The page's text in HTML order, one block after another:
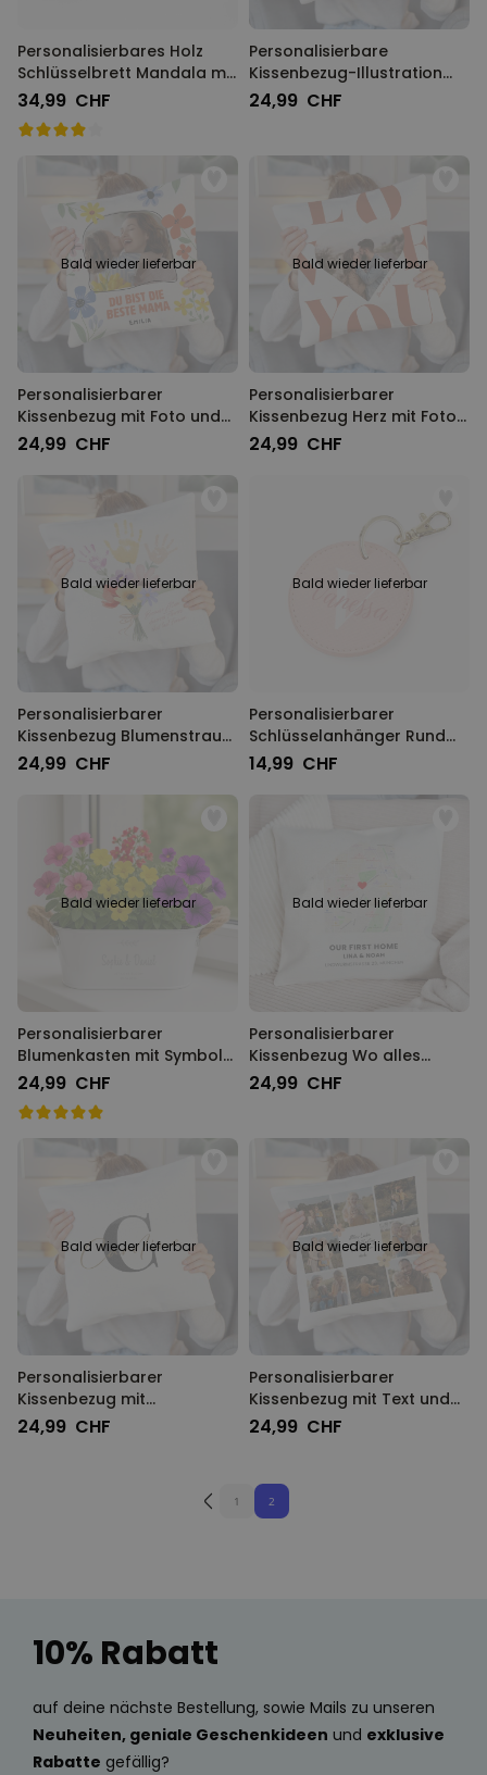
Personalisierbares Holz
Schlüsselbrett Mandala mit
Foto und Text
34,99 CHF
Personalisierbare
Kissenbezug-Illustration
Cartoon Familie
24,99 CHF
Bald wieder lieferbar
Personalisierbarer
Kissenbezug mit Foto und
Text
24,99 CHF
Bald wieder lieferbar
Personalisierbarer
Kissenbezug Herz mit Foto
und Text
24,99 CHF
Bald wieder lieferbar
Personalisierbarer
Kissenbezug Blumenstrauß
mit Handabdruck
24,99 CHF
Bald wieder lieferbar
Personalisierbarer
Schlüsselanhänger Rund
mit Monogramm
14,99 CHF
Bald wieder lieferbar
Personalisierbarer
Blumenkasten mit Symbol
und Text
24,99 CHF
Bald wieder lieferbar
Personalisierbarer
Kissenbezug Wo alles
Begann
24,99 CHF
Bald wieder lieferbar
Personalisierbarer
Kissenbezug mit
Monogramm
24,99 CHF
Bald wieder lieferbar
Personalisierbarer
Kissenbezug mit Text und
Symbole
24,99 CHF
1 2
10% Rabatt
auf deine nächste Bestellung, sowie Mails zu unseren
Neuheiten, geniale Geschenkideen und exklusive
Rabatte gefällig?